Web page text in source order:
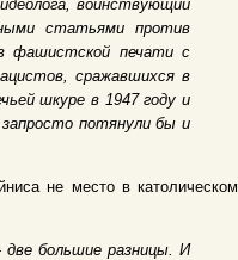
воинствующий
статьями против
фашистской печати с
сражавшихся в
шкуре в 1947 году и
запросто потянули бы и
не место в католическом
две большие разницы. И